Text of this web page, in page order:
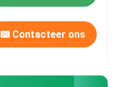
Contacteer ons